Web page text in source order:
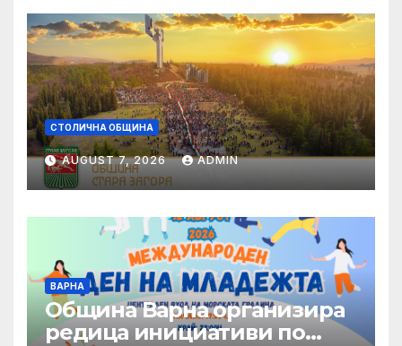
СТОЛИЧНА ОБЩИНА
AUGUST 7, 2026 ADMIN
ВАРНА
Община Варна организира
редица инициативи по